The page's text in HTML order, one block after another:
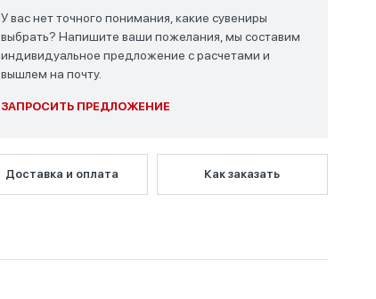
У вас нет точного понимания, какие сувениры
выбрать? Напишите ваши пожелания, мы составим
индивидуальное предложение с расчетами и
вышлем на почту.
ЗАПРОСИТЬ ПРЕДЛОЖЕНИЕ
Доставка и оплата Как заказать